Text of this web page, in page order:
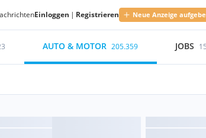
Einloggen | Registrieren Neue Anzeige
AUTO & MOTOR 205.359 JOBS